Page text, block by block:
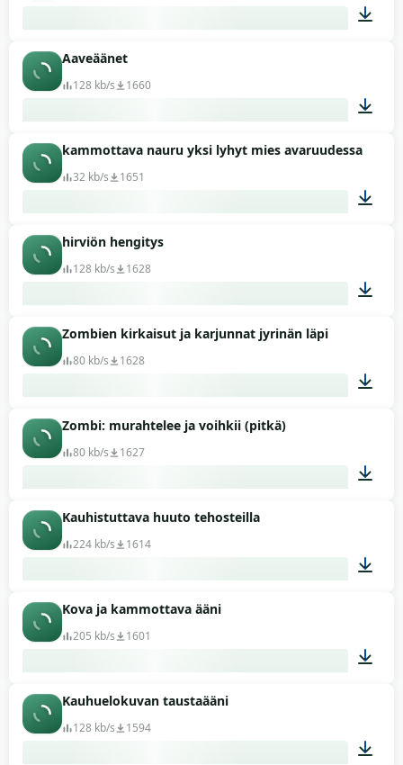
Aaveäänet
128 kb/s 1660
00:22
kammottava nauru yksi lyhyt mies avaruudessa
32 kb/s 1651
hirviön hengitys
128 kb/s 1628
Zombien kirkaisut ja karjunnat jyrinän läpi
80 kb/s 1628
Zombi: murahtelee ja voihkii (pitkä)
80 kb/s 1627
Kauhistuttava huuto tehosteilla
224 kb/s 1614
Kova ja kammottava ääni
205 kb/s 1601
Kauhuelokuvan taustaääni
128 kb/s 1594